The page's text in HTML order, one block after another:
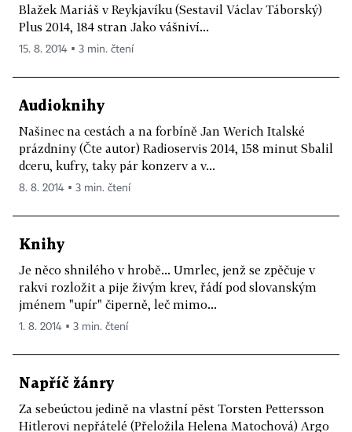
Blažek Mariáš v Reykjavíku (Sestavil Václav Táborský)
Plus 2014, 184 stran Jako vášniví...
15. 8. 2014 ▪ 3 min. čtení
Audioknihy
Našinec na cestách a na forbíně Jan Werich Italské
prázdniny (Čte autor) Radioservis 2014, 158 minut Sbalil
dceru, kufry, taky pár konzerv a v...
8. 8. 2014 ▪ 3 min. čtení
Knihy
Je něco shnilého v hrobě... Umrlec, jenž se zpěčuje v
rakvi rozložit a pije živým krev, řádí pod slovanským
jménem "upír" čiperně, leč mimo...
1. 8. 2014 ▪ 3 min. čtení
Napříč žánry
Za sebeúctou jedině na vlastní pěst Torsten Pettersson
Hitlerovi nepřátelé (Přeložila Helena Matochová) Argo